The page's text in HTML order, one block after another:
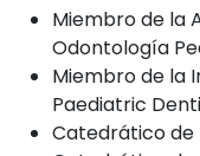
Miembro de la
Odontología
Miembro de la
Paediatric
Catedrático de